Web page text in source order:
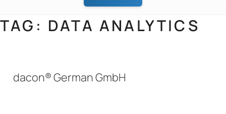
TAG: DATA ANALYTICS
dacon® German GmbH